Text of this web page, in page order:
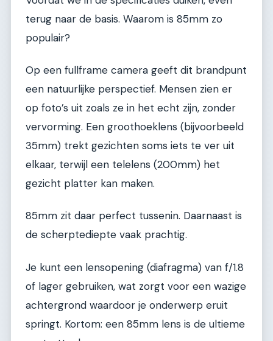
terug naar de basis. Waarom is 85mm zo
populair?
Op een fullframe camera geeft dit brandpunt
een natuurlijke perspectief. Mensen zien er
op foto’s uit zoals ze in het echt zijn, zonder
vervorming. Een groothoeklens (bijvoorbeeld
35mm) trekt gezichten soms iets te ver uit
elkaar, terwijl een telelens (200mm) het
gezicht platter kan maken.
85mm zit daar perfect tussenin. Daarnaast is
de scherptediepte vaak prachtig.
Je kunt een lensopening (diafragma) van f/1.8
of lager gebruiken, wat zorgt voor een wazige
achtergrond waardoor je onderwerp eruit
springt. Kortom: een 85mm lens is de ultieme